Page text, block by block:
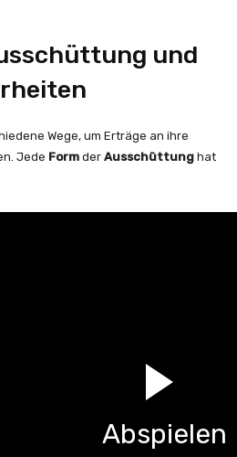
und
Wege, um Erträge an ihre
Jede Form der Ausschüttung hat
Abspielen